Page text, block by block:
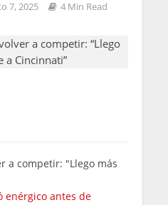
7, 2025 4 Min Read
a competir: "Llego más
enérgico antes de